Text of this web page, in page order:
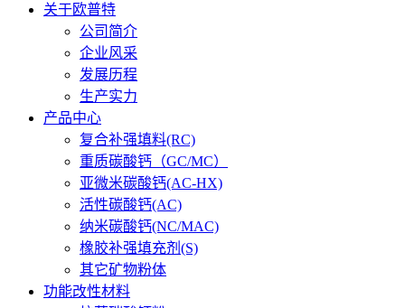
关于欧普特
公司简介
企业风采
发展历程
生产实力
产品中心
复合补强填料(RC)
重质碳酸钙（GC/MC）
亚微米碳酸钙(AC-HX)
活性碳酸钙(AC)
纳米碳酸钙(NC/MAC)
橡胶补强填充剂(S)
其它矿物粉体
功能改性材料